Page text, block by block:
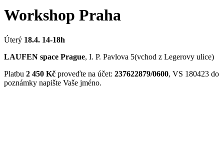
Workshop Praha
Úterý 18.4. 14-18h
LAUFEN space Prague, I. P. Pavlova 5(vchod z Legerovy ulice)
Platbu 2 450 Kč proveďte na účet: 237622879/0600, VS 180423 do
poznámky napište Vaše jméno.